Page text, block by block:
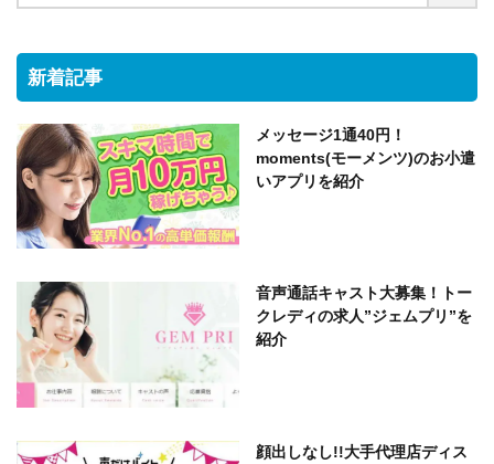
新着記事
メッセージ1通40円！
moments(モーメンツ)のお小遣
いアプリを紹介
音声通話キャスト大募集！トー
クレディの求人”ジェムプリ”を
紹介
顔出しなし!!大手代理店ディス